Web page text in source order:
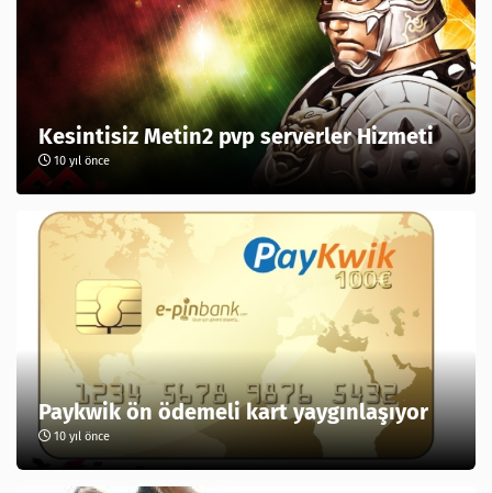
Kesintisiz Metin2 pvp serverler Hizmeti
10 yıl önce
Paykwik ön ödemeli kart yaygınlaşıyor
10 yıl önce